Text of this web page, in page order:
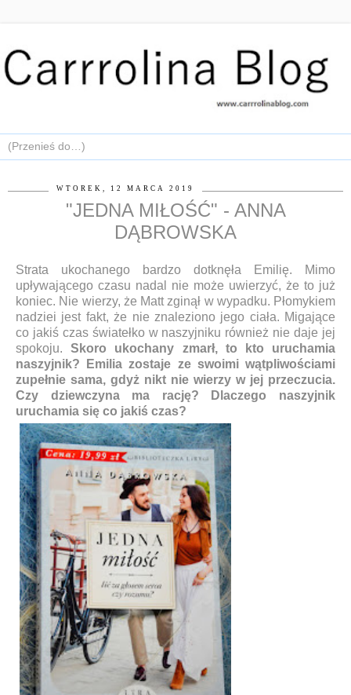
WTOREK, 12 MARCA 2019
"JEDNA MIŁOŚĆ" - ANNA
DĄBROWSKA
Strata ukochanego bardzo dotknęła Emilię. Mimo
upływającego czasu nadal nie może uwierzyć, że to już
koniec. Nie wierzy, że Matt zginął w wypadku. Płomykiem
nadziei jest fakt, że nie znaleziono jego ciała. Migające
co jakiś czas światełko w naszyjniku również nie daje jej
spokoju. Skoro ukochany zmarł, to kto uruchamia
naszyjnik? Emilia zostaje ze swoimi wątpliwościami
zupełnie sama, gdyż nikt nie wierzy w jej przeczucia.
Czy dziewczyna ma rację? Dlaczego naszyjnik
uruchamia się co jakiś czas?